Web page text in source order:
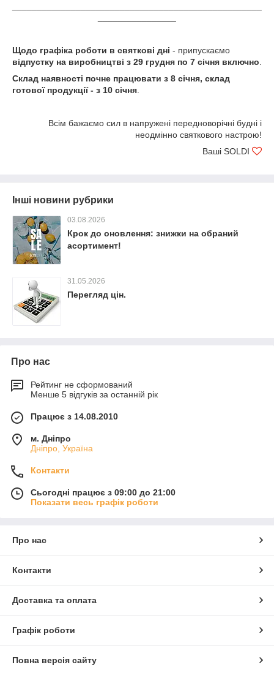
Щодо графіка роботи в святкові дні - припускаємо
відпустку на виробництві з 29 грудня по 7 січня включно
Склад наявності почне працювати з 8 січня, склад
готової продукції - з 10 січня
Всім бажаємо сил в напружені передноворічні будні і
неодмінно святкового настрою!
Ваші SOLDI
Інші новини рубрики
03.08.2026
Крок до оновлення: знижки на обраний
асортимент!
31.05.2026
Перегляд цін.
Про нас
Рейтинг не сформований
Менше 5 відгуків за останній рік
Працює з 14.08.2010
м. Дніпро
Дніпро, Україна
Контакти
Сьогодні працює з 09:00 до 21:00
Показати весь графік роботи
Про нас
Контакти
Доставка та оплата
Графік роботи
Повна версія сайту